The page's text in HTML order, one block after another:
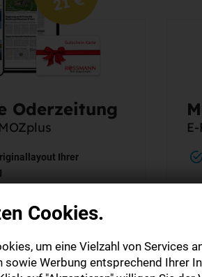
Oderzeitung
Ihrer
Gutschein als Dankeschön
Cookies.
um eine Vielzahl von Services
sowie Werbung entsprechend Ihrer